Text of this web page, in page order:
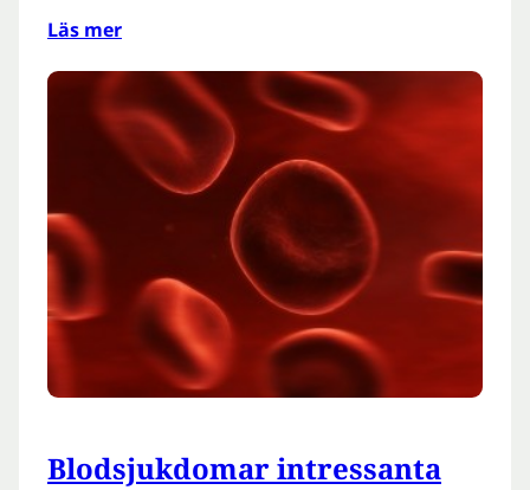
Läs mer
Blodsjukdomar intressanta